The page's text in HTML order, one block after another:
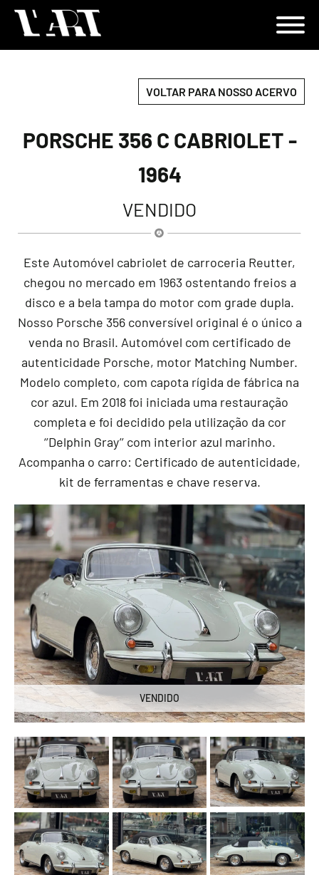
VOLTAR PARA NOSSO ACERVO
PORSCHE 356 C CABRIOLET -
1964
VENDIDO
Este Automóvel cabriolet de carroceria Reutter,
chegou no mercado em 1963 ostentando freios a
disco e a bela tampa do motor com grade dupla.
Nosso Porsche 356 conversível original é o único a
venda no Brasil. Automóvel com certificado de
autenticidade Porsche, motor Matching Number.
Modelo completo, com capota rígida de fábrica na
cor azul. Em 2018 foi iniciada uma restauração
completa e foi decidido pela utilização da cor
‘’Delphin Gray’’ com interior azul marinho.
Acompanha o carro: Certificado de autenticidade,
kit de ferramentas e chave reserva.
VENDIDO